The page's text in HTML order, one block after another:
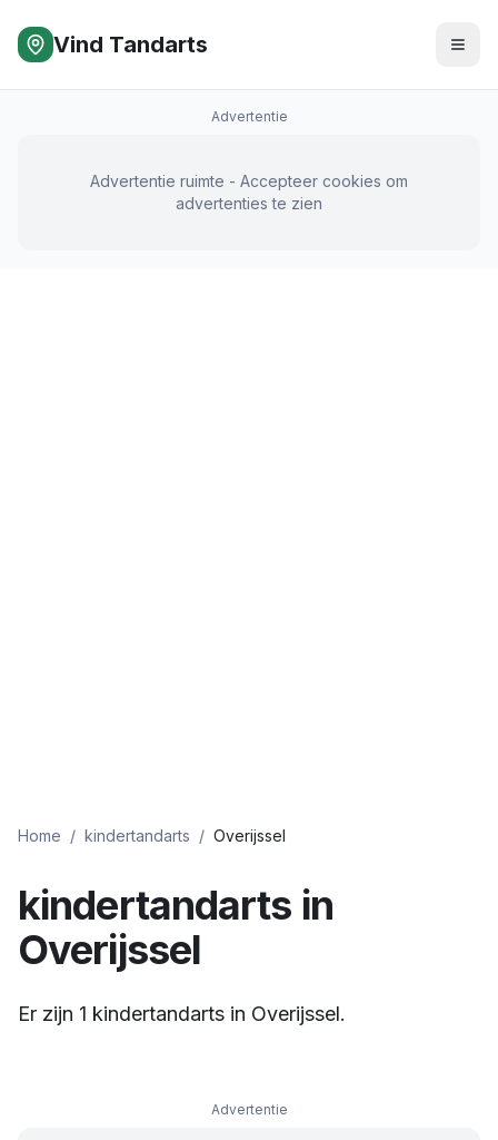
Vind Tandarts
Advertentie
Advertentie ruimte - Accepteer cookies om
advertenties te zien
Home / kindertandarts / Overijssel
kindertandarts in
Overijssel
Er zijn 1 kindertandarts in Overijssel.
Advertentie